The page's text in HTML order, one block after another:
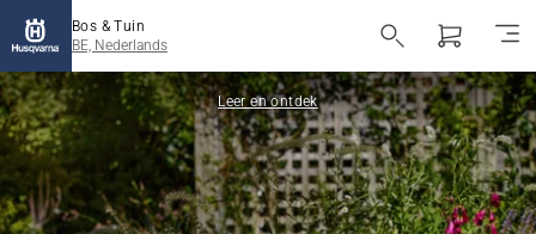
Bos & Tuin
BE, Nederlands
Leer en ontdek